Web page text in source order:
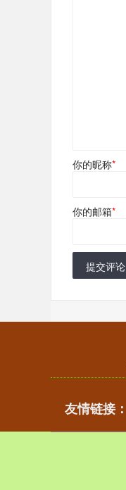
你的昵称*
你的邮箱*
提交评论
友情链接：